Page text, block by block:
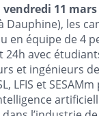
vendredi 11 mars
Dauphine), les
en équipe de 4
avec
et ingénieurs
LFIS et